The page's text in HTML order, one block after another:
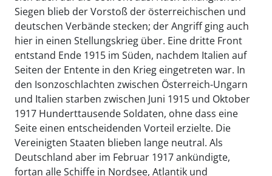
Siegen blieb der Vorstoß der österreichischen und
deutschen Verbände stecken; der Angriff ging auch
hier in einen Stellungskrieg über. Eine dritte Front
entstand Ende 1915 im Süden, nachdem Italien auf
Seiten der Entente in den Krieg eingetreten war. In
den Isonzoschlachten zwischen Österreich-Ungarn
und Italien starben zwischen Juni 1915 und Oktober
1917 Hunderttausende Soldaten, ohne dass eine
Seite einen entscheidenden Vorteil erzielte. Die
Vereinigten Staaten blieben lange neutral. Als
Deutschland aber im Februar 1917 ankündigte,
fortan alle Schiffe in Nordsee, Atlantik und